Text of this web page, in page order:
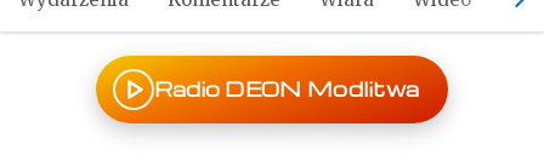
Radio DEON Modlitwa